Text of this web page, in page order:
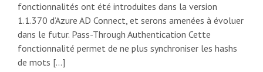
fonctionnalités ont été introduites dans la version
1.1.370 d’Azure AD Connect, et serons amenées à évoluer
dans le futur. Pass-Through Authentication Cette
fonctionnalité permet de ne plus synchroniser les hashs
de mots […]